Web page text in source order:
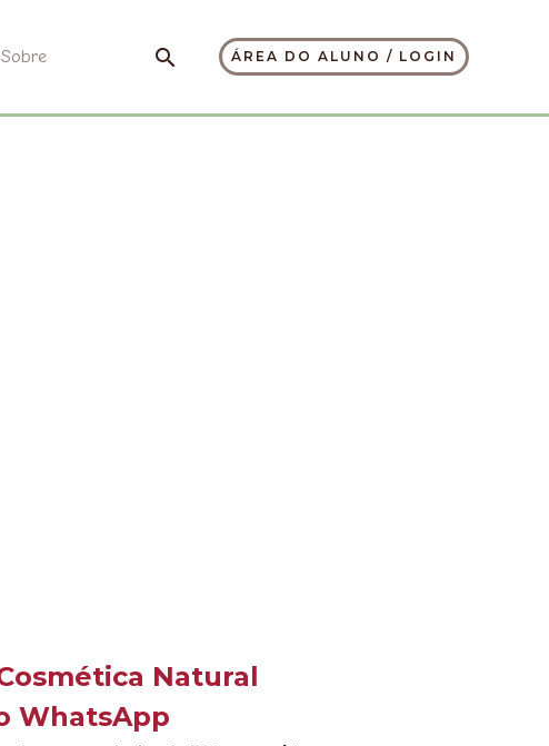
Sobre PesquisarÁREA DO ALUNO / LOGIN